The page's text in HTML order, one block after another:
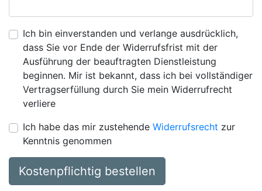
Ich bin einverstanden und verlange ausdrücklich,
dass Sie vor Ende der Widerrufsfrist mit der
Ausführung der beauftragten Dienstleistung
beginnen. Mir ist bekannt, dass ich bei vollständiger
Vertragserfüllung durch Sie mein Widerrufrecht
verliere
Ich habe das mir zustehende Widerrufsrecht zur
Kenntnis genommen
Kostenpflichtig bestellen